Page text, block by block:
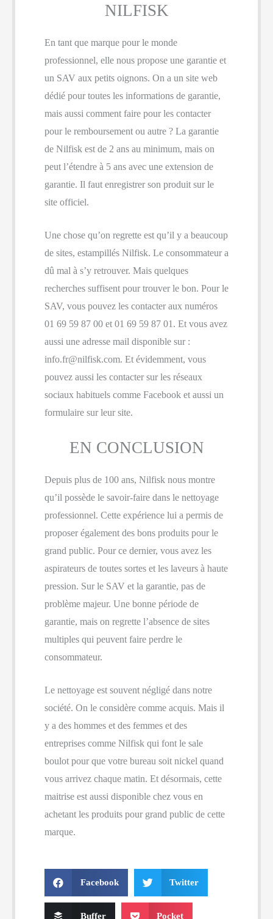
NILFISK
En tant que marque pour le monde
professionnel, elle nous propose une garantie et
un SAV aux petits oignons. On a un site web
dédié pour toutes les informations de garantie,
mais aussi comment faire pour les contacter
pour le remboursement ou autre ? La garantie
de Nilfisk est de 2 ans au minimum, mais on
peut l’étendre à 5 ans avec une extension de
garantie. Il faut enregistrer son produit sur le
site officiel.
Une chose qu’on regrette est qu’il y a beaucoup
de sites, estampillés Nilfisk. Le consommateur a
dû mal à s’y retrouver. Mais quelques
recherches suffisent pour trouver le bon. Pour le
SAV, vous pouvez les contacter aux numéros
01 69 59 87 00 et 01 69 59 87 01. Et vous avez
aussi une adresse mail disponible sur :
info.fr@nilfisk.com. Et évidemment, vous
pouvez aussi les contacter sur les réseaux
sociaux habituels comme Facebook et aussi un
formulaire sur leur site.
EN CONCLUSION
Depuis plus de 100 ans, Nilfisk nous montre
qu’il possède le savoir-faire dans le nettoyage
professionnel. Cette expérience lui a permis de
proposer également des bons produits pour le
grand public. Pour ce dernier, vous avez les
aspirateurs de toutes sortes et les laveurs à haute
pression. Sur le SAV et la garantie, pas de
problème majeur. Une bonne période de
garantie, mais on regrette l’absence de sites
multiples qui peuvent faire perdre le
consommateur.
Le nettoyage est souvent négligé dans notre
société. On le considère comme acquis. Mais il
y a des hommes et des femmes et des
entreprises comme Nilfisk qui font le sale
boulot pour que votre bureau soit nickel quand
vous arrivez chaque matin. Et désormais, cette
maitrise est aussi disponible chez vous en
achetant les produits pour grand public de cette
marque.
Facebook Twitter
Buffer Pocket